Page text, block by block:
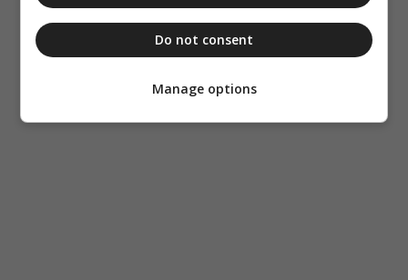
Do not consent
Manage options